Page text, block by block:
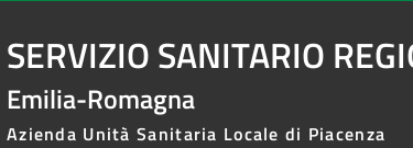
SERVIZIO SANITARIO
Emilia-Romagna
Azienda Unità Sanitaria Locale di Piacenza